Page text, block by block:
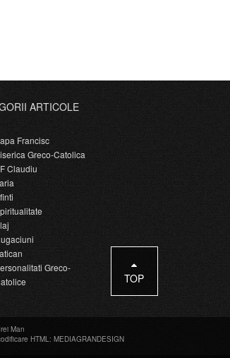
ARTICOLE
Francisc
Greco-Catolica
Claudiu
Greco-
TOP
Man
HTML : MEDIAGRANDESIGN